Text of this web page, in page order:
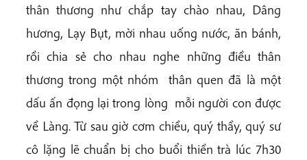
thân thương như chắp tay chào nhau, Dâng
hương, Lạy Bụt, mời nhau uống nước, ăn bánh,
rồi chia sẻ cho nhau nghe những điều thân
thương trong một nhóm thân quen đã là một
dấu ấn đọng lại trong lòng mỗi người con được
về Làng. Từ sau giờ cơm chiều, quý thầy, quý sư
cô lặng lẽ chuẩn bị cho buổi thiền trà lúc 7h30